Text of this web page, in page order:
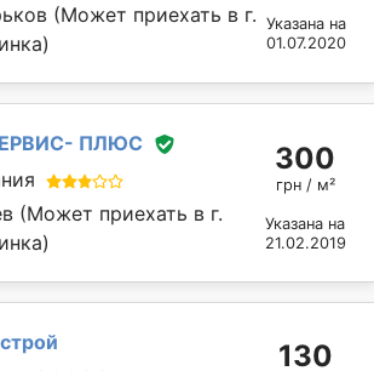
(Может приехать в г. Указана на
01.07.2020
ПЛЮС
(Может приехать в г.
300
грн / м²
Указана на
21.02.2019
130